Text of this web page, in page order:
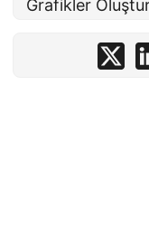
Grafikler